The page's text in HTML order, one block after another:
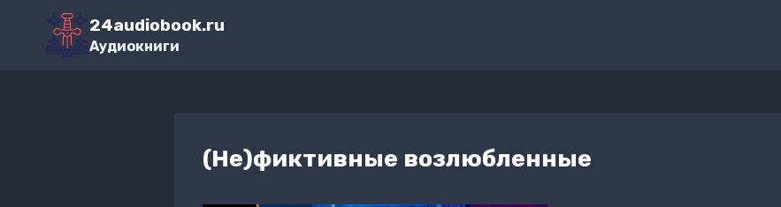
Перейти
содержимому
24audiobook.ru
Аудиокниги
(Не)фиктивные возлюбленные